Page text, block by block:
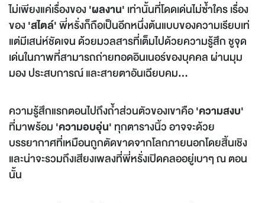
ไม่เพียงแค่เรื่องของ'ผลงาน' เท่านั้นที่โดดเด่นไม่ซ้ำใคร เรื่อง
ของ'สไตล์'พี่หรั่งก็ถือเป็นอีกหนึ่งต้นแบบของความเรียบเท่
แต่มีเสน่ห์ชัดเจน ด้วยมวลสารที่เต็มไปด้วยความรู้สึก ชูจุด
เด่นในภาพที่สามารถถ่ายทอดอินเนอร์ของบุคคล ผ่านมุม
มอง ประสบการณ์ และสายตาอันเฉียบคม...
ความรู้สึกแรกตอนไปถึงถ้ำส่วนตัวของเขาคือ'ความสงบ'
ที่มาพร้อม 'ความอบอุ่น' ทุกตารางนิ้ว อาจจะด้วย
บรรยากาศที่เหมือนถูกตัดขาดจากโลกภายนอกโดยสิ้นเชิง
และน่าจะรวมถึงเสียงเพลงที่พี่หรั่งเปิดคลออยู่เบาๆ ณ ตอน
นั้น